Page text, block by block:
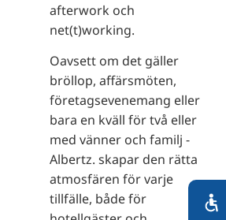
afterwork och
net(t)working.
Oavsett om det gäller
bröllop, affärsmöten,
företagsevenemang eller
bara en kväll för två eller
med vänner och familj -
Albertz. skapar den rätta
atmosfären för varje
tillfälle, både för